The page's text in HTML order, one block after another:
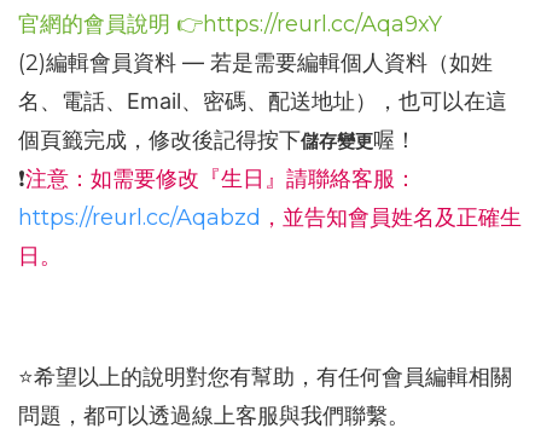
官網的會員說明 👉https://reurl.cc/Aqa9xY
(2)編輯會員資料 — 若是需要編輯個人資料（如姓
名、電話、Email、密碼、配送地址），也可以在這
個頁籤完成，修改後記得按下儲存變更喔！
❗注意：如需要修改『生日』請聯絡客服：
https://reurl.cc/Aqabzd ，並告知會員姓名及正確生
日。
⭐️希望以上的說明對您有幫助，有任何會員編輯相關
問題，都可以透過線上客服與我們聯繫。